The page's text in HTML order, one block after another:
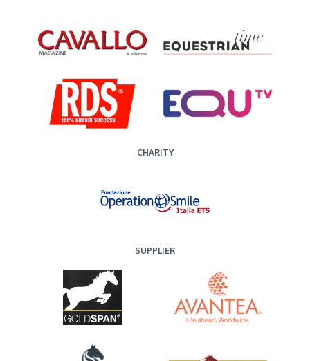
CHARITY
SUPPLIER